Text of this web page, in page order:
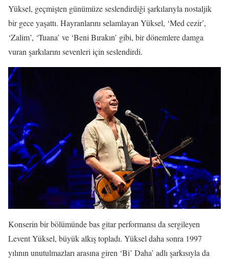
Yüksel, geçmişten günümüze seslendirdiği şarkılarıyla nostaljik
bir gece yaşattı. Hayranlarını selamlayan Yüksel, ‘Med cezir’,
‘Zalim’, ‘Tuana’ ve ‘Beni Bırakın’ gibi, bir dönemlere damga
vuran şarkılarını sevenleri için seslendirdi.
Konserin bir bölümünde bas gitar performansı da sergileyen
Levent Yüksel, büyük alkış topladı. Yüksel daha sonra 1997
yılının unutulmazları arasına giren ‘Bi’ Daha’ adlı şarkısıyla da